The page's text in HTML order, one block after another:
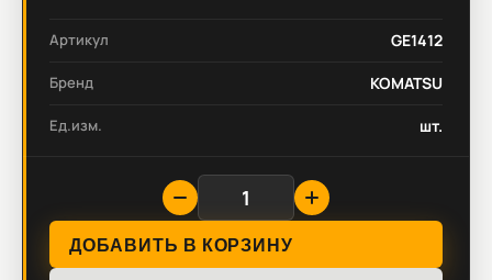
Артикул GE1412
Бренд KOMATSU
Ед.изм. шт.
ДОБАВИТЬ В КОРЗИНУ